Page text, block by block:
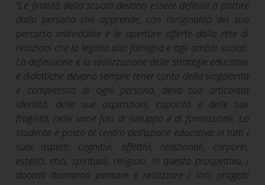
“Le finalità della scuola devono essere definite a partire
dalla persona che apprende, con l’originalità del suo
percorso individuale e le aperture offerte dalla rete di
relazioni che la legano alla famiglia e agli ambiti sociali.
La definizione e la realizzazione delle strategie educative
e didattiche devono sempre tener conto della singolarità
e complessità di ogni persona, della sua articolata
identità, delle sue aspirazioni, capacità e delle sue
fragilità, nelle varie fasi di sviluppo e di formazione. Lo
studente è posto al centro dell’azione educativa in tutti i
suoi aspetti: cognitivi, affettivi, relazionali, corporei,
estetici, etici, spirituali, religiosi. In questa prospettiva, i
docenti dovranno pensare e realizzare i loro progetti